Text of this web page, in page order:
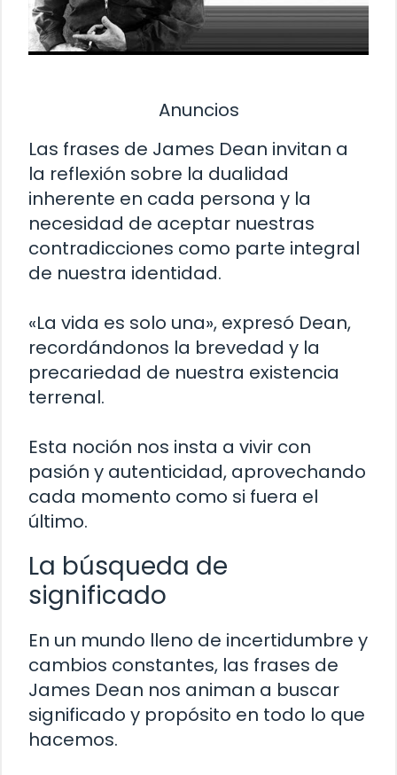
Anuncios
Las frases de James Dean invitan a
la reflexión sobre la dualidad
inherente en cada persona y la
necesidad de aceptar nuestras
contradicciones como parte integral
de nuestra identidad.
«La vida es solo una», expresó Dean,
recordándonos la brevedad y la
precariedad de nuestra existencia
terrenal.
Esta noción nos insta a vivir con
pasión y autenticidad, aprovechando
cada momento como si fuera el
último.
La búsqueda de
significado
En un mundo lleno de incertidumbre y
cambios constantes, las frases de
James Dean nos animan a buscar
significado y propósito en todo lo que
hacemos.